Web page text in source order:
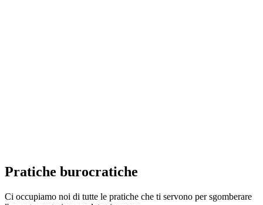
Pratiche burocratiche
Ci occupiamo noi di tutte le pratiche che ti servono per sgomberare